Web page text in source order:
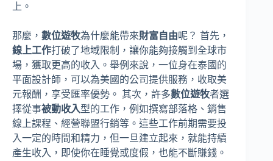
上。
那麼， 數位遊牧為什麼能帶來財富自由呢？ 首先，
線上工作打破了地域限制，讓你能夠接觸到全球市
場，獲取更高的收入。舉例來說，一位身在泰國的
平面設計師，可以為美國的公司提供服務，收取美
元報酬，享受匯率優勢。 其次，許多數位遊牧者選
擇從事被動收入型的工作，例如撰寫部落格、銷售
線上課程、經營聯盟行銷等。這些工作前期需要投
入一定的時間和精力，但一旦建立起來，就能持續
產生收入，即使你在睡覺或度假，也能不斷賺錢。